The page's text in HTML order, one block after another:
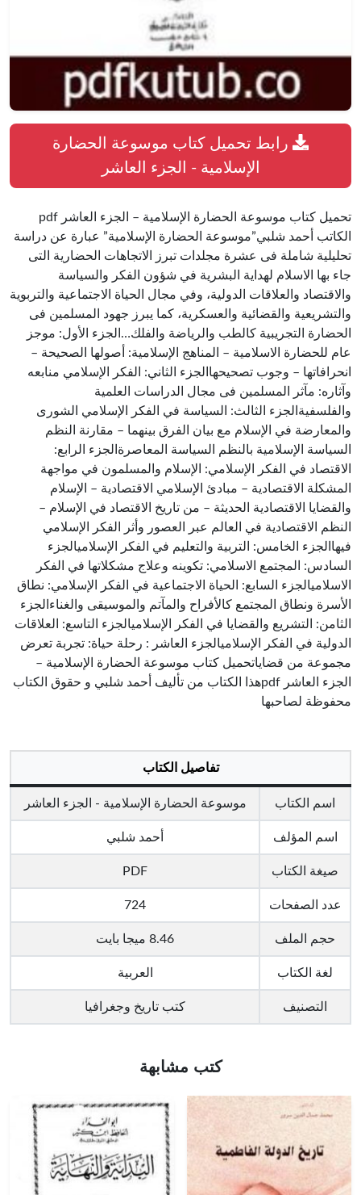
رابط تحميل كتاب موسوعة الحضارة
الإسلامية - الجزء العاشر
تحميل كتاب موسوعة الحضارة الإسلامية – الجزء العاشر pdf
الكاتب أحمد شلبي”موسوعة الحضارة الإسلامية” عبارة عن دراسة
تحليلية شاملة فى عشرة مجلدات تبرز الاتجاهات الحضارية التى
جاء بها الاسلام لهداية البشرية في شؤون الفكر والسياسة
والاقتصاد والعلاقات الدولية، وفي مجال الحياة الاجتماعية والتربوية
والتشريعية والقضائية والعسكرية، كما يبرز جهود المسلمين فى
الحضارة التجريبية كالطب والرياضة والفلك…الجزء الأول: موجز
عام للحضارة الاسلامية – المناهج الإسلامية: أصولها الصحيحة –
انحرافاتها – وجوب تصحيحهاالجزء الثاني: الفكر الإسلامي منابعه
وآثاره: مآثر المسلمين فى مجال الدراسات العلمية
والفلسفيةالجزء الثالث: السياسة في الفكر الإسلامي الشورى
والمعارضة في الإسلام مع بيان الفرق بينهما – مقارنة النظم
السياسة الإسلامية بالنظم السياسة المعاصرةالجزء الرابع:
الاقتصاد في الفكر الإسلامي: الإسلام والمسلمون في مواجهة
المشكلة الاقتصادية – مبادئ الإسلامي الاقتصادية – الإسلام
والقضايا الاقتصادية الحديثة – من تاريخ الاقتصاد في الإسلام –
النظم الاقتصادية في العالم عبر العصور وأثر الفكر الإسلامي
فيهاالجزء الخامس: التربية والتعليم في الفكر الإسلاميالجزء
السادس: المجتمع الاسلامي: تكوينه وعلاج مشكلاتها في الفكر
الاسلاميالجزء السابع: الحياة الاجتماعية في الفكر الإسلامي: نطاق
الأسرة ونطاق المجتمع كالأفراح والمآتم والموسيقى والغناءالجزء
الثامن: التشريع والقضايا في الفكر الإسلاميالجزء التاسع: العلاقات
الدولية في الفكر الإسلاميالجزء العاشر : رحلة حياة: تجربة تعرض
مجموعة من قضاياتحميل كتاب موسوعة الحضارة الإسلامية –
الجزء العاشر pdfهذا الكتاب من تأليف أحمد شلبي و حقوق الكتاب
محفوظة لصاحبها
تفاصيل الكتاب
اسم الكتاب موسوعة الحضارة الإسلامية - الجزء العاشر
اسم المؤلف أحمد شلبي
صيغة الكتاب PDF
عدد الصفحات 724
حجم الملف 8.46 ميجا بايت
لغة الكتاب العربية
التصنيف كتب تاريخ وجغرافيا
كتب مشابهة